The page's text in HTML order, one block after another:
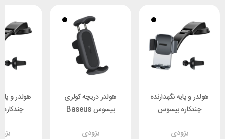
هولدر و پایه نگهدارنده
چندکاره بیسوس
Easy Control
بزودی
هولدر دریچه کولری
بیسوس Baseus
SUGP000001
بزودی
هولدر و